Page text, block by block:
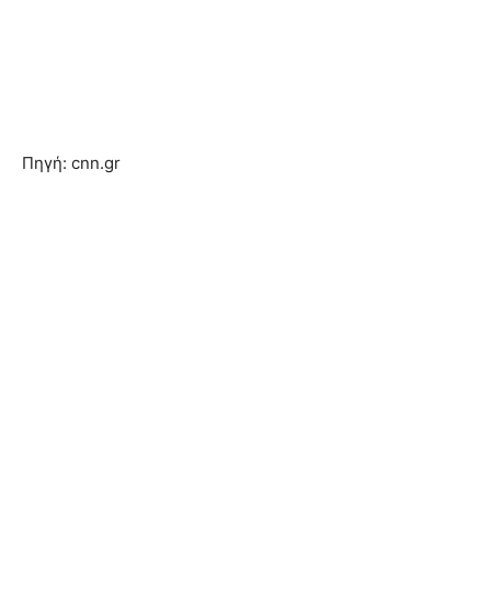
Πηγή: cnn.gr